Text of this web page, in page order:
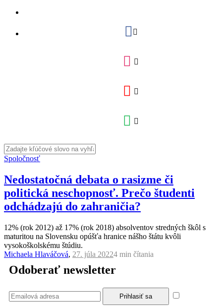
Spoločnosť
Nedostatočná debata o rasizme či
politická neschopnosť. Prečo študenti
odchádzajú do zahraničia?
12% (rok 2012) až 17% (rok 2018) absolventov stredných škôl s
maturitou na Slovensku opúšťa hranice nášho štátu kvôli
vysokoškolskému štúdiu.
Michaela Hlaváčová, 27. júla 20224 min čítania
Odoberať newsletter